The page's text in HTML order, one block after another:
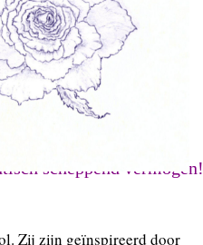
Zij zijn geïnspireerd door
scheppend vermogen!